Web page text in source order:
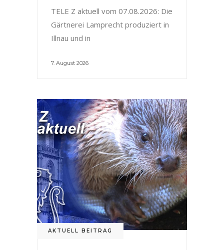
TELE Z aktuell vom 07.08.2026: Die
Gärtnerei Lamprecht produziert in
Illnau und in
7. August 2026
AKTUELL BEITRAG